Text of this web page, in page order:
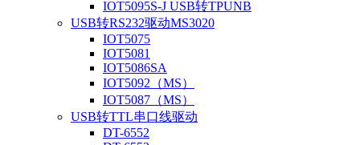
IOT5095S-J USB转TPUNB
USB转RS232驱动MS3020
IOT5075
IOT5081
IOT5086SA
IOT5092（MS）
IOT5087（MS）
USB转TTL串口线驱动
DT-6552